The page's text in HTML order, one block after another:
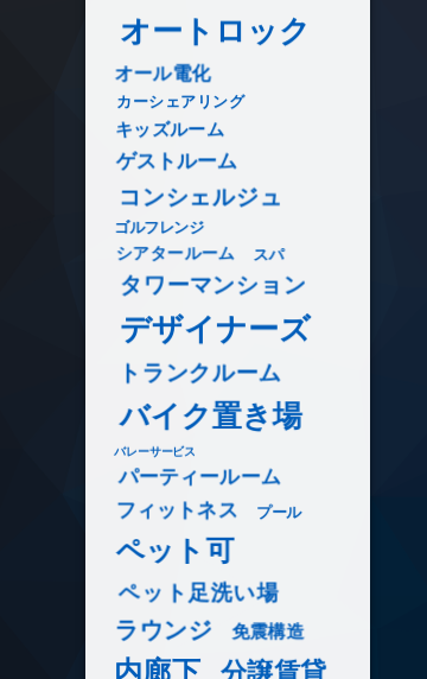
オートロック
オール電化
カーシェアリング
キッズルーム
ゲストルーム
コンシェルジュ
ゴルフレンジ
シアタールーム スパ
タワーマンション
デザイナーズ
トランクルーム
バイク置き場
バレーサービス
パーティールーム
フィットネス プール
ペット可
ペット足洗い場
ラウンジ 免震構造
内廊下 分譲賃貸